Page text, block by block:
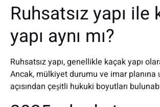
Ruhsatsız yapı ile
yapı aynı mı?
Ruhsatsız yapı, genellikle kaçak yapı
Ancak, mülkiyet durumu ve imar planına
açısından çeşitli hukuki boyutları